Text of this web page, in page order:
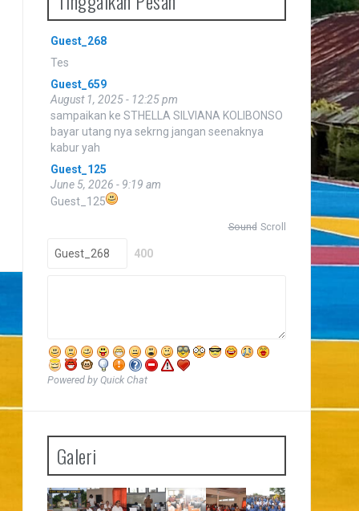
Guest_268
July 27, 2025 - 5:23 pm
Tes
Guest_659
August 1, 2025 - 12:25 pm
sampaikan ke STHELLA SILVIANA KOLIBONSO
bayar utang nya sekrng jangan seenaknya
kabur yah
Guest_125
June 5, 2026 - 9:19 am
Guest_125
Scroll
Sound
400
Powered by Quick Chat
Galeri